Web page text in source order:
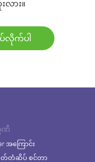
လား။
လိုက်ပါ
ဏီ
အကြောင်း
တံဆိပ် စင်တာ